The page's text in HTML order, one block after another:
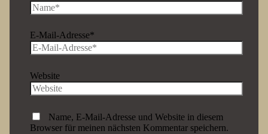
E-Mail-Adresse*
Website
Name, E-Mail-Adresse und Website in diesem
Browser für meinen nächsten Kommentar speichern.